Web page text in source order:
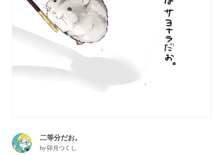
二等分だお。
by 卯月つくし